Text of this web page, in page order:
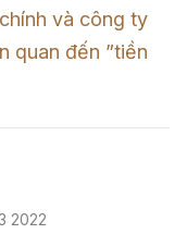
và công ty
quan đến ”tiền
2022